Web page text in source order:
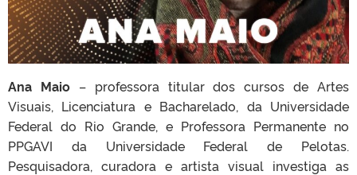
Ana Maio– professora titular dos cursos de Artes
Visuais, Licenciatura e Bacharelado, da Universidade
Federal do Rio Grande, e Professora Permanente no
PPGAVI da Universidade Federal de Pelotas.
Pesquisadora, curadora e artista visual investiga as